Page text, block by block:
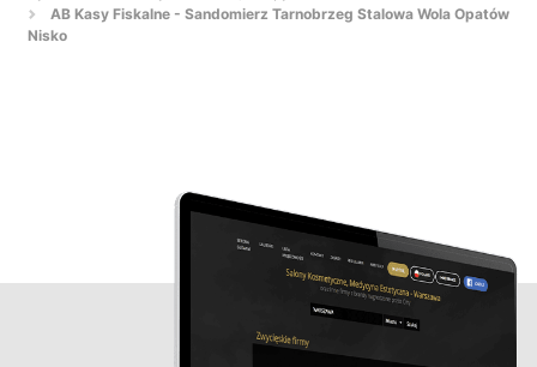
AB Kasy Fiskalne - Sandomierz Tarnobrzeg Stalowa Wola Opatów
Nisko